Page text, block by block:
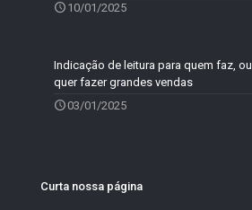
10/01/2025
Indicação de leitura para quem faz, ou
quer fazer grandes vendas
03/01/2025
Curta nossa página